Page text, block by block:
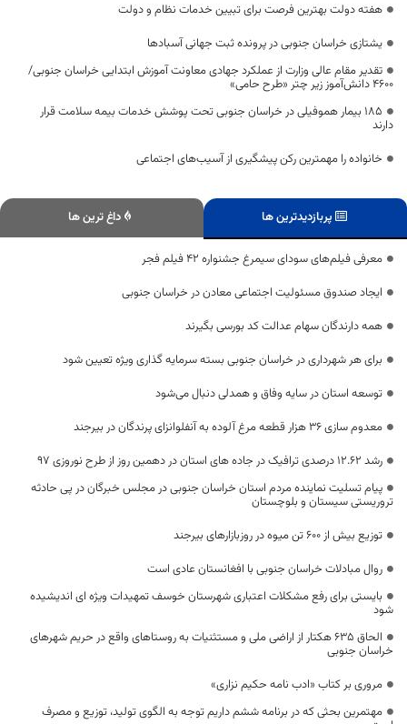
هفته دولت بهترین فرصت برای تبیین خدمات نظام و دولت
یشتازی خراسان جنوبی در پرونده ثبت جهانی آسبادها
تقدیر مقام عالی وزارت از عملکرد جهادی معاونت آموزش ابتدایی خراسان جنوبی/
۴۶۰۰ دانش‌آموز زیر چتر «طرح حامی»
۱۸۵ بیمار هموفیلی در خراسان جنوبی تحت پوشش خدمات بیمه سلامت قرار
دارند
خانواده را مهمترین رکن پیشگیری از آسیب‌های اجتماعی
پربازدیدترین ها داغ ترین ها
معرفی فیلم‌های سودای سیمرغ جشنواره ۴۲ فیلم فجر
ایجاد صندوق مسئولیت اجتماعی معادن در خراسان جنوبی
همه دارندگان سهام عدالت کد بورسی بگیرند
برای هر شهرداری در خراسان جنوبی بسته سرمایه‌ گذاری ویژه تعیین شود
توسعه استان در سایه وفاق و همدلی دنبال می‌شود
معدوم سازی ۳۶ هزار قطعه مرغ آلوده به آنفلوانزای پرندگان در بیرجند
رشد 12.62 درصدی ترافیک در جاده های استان در دهمین روز از طرح نوروزی 97
پیام تسلیت نماینده مردم استان خراسان جنوبی در مجلس خبرگان در پی حادثه
تروریستی سیستان و بلوچستان
توزیع بیش از 600 تن میوه در روزبازارهای بیرجند
روال مبادلات خراسان جنوبی با افغانستان عادی است
بایستی برای رفع مشکلات اعتباری شهرستان خوسف تمهیدات ویژه ای اندیشیده
شود
الحاق ۶۳۵ هکتار از اراضی ملی و مستثنیات به روستاهای واقع در حریم شهرهای
خراسان جنوبی
مروری بر کتاب «ادب نامه حکیم نزاری»
مهتمرین بحثی که در برنامه ششم داریم توجه به الگوی تولید، توزیع و مصرف